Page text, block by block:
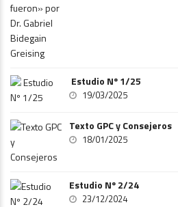
Estudio Nº 1/25
19/03/2025
Texto GPC y Consejeros
18/01/2025
Estudio Nº 2/24
23/12/2024